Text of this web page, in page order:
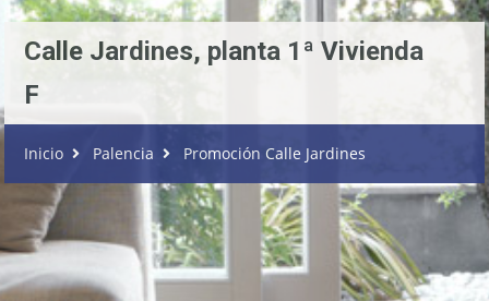
Calle Jardines, planta 1ª Vivienda
F
Inicio Palencia Promoción Calle Jardines